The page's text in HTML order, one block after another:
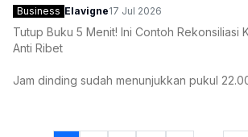
Business Elavigne17 Jul 2026
Tutup Buku 5 Menit! Ini Contoh Rekonsiliasi
Anti Ribet
Jam dinding sudah menunjukkan pukul
Alasannya klasik: uang di